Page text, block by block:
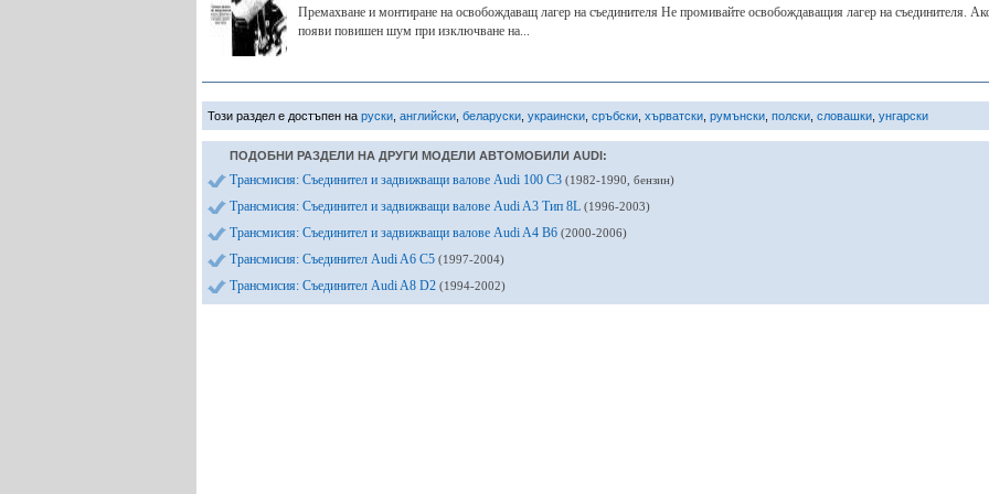
Премахване и монтиране на освобождаващ лагер на съединителя Не промивайте освобождаващия лагер на съединителя.
появи повишен шум при изключване на...
Този раздел е достъпен на руски английски беларуски украински сръбски хърватски румънски полски словашки унгарски
ПОДОБНИ РАЗДЕЛИ НА ДРУГИ МОДЕЛИ АВТОМОБИЛИ AUDI:
Трансмисия: Съединител и задвижващи валове Audi 100 C3 (1982-1990, бензин)
Трансмисия: Съединител и задвижващи валове Audi A3 Тип 8L (1996-2003)
Трансмисия: Съединител и задвижващи валове Audi A4 B6 (2000-2006)
Трансмисия: Съединител Audi A6 C5 (1997-2004)
Трансмисия: Съединител Audi A8 D2 (1994-2002)